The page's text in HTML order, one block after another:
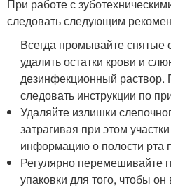
При работе с
следовать следующим
Всегда промывайте снятые
удалить остатки крови и
дезинфекционный раствор.
следовать инструкции по
Удаляйте излишки
затрагивая при этом
информацию о полости рта
Регулярно перемешивайте
упаковки для того, чтобы